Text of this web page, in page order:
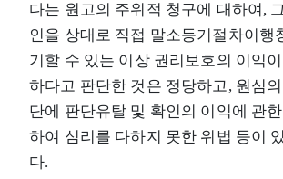
다는 원고의 주위적 청구에 대하여,
인을 상대로 직접 말소등기절차이행
기할 수 있는 이상 권리보호의 이익
하다고 판단한 것은 정당하고, 원심
단에 판단유탈 및 확인의 이익에 관
하여 심리를 다하지 못한 위법 등이
다.